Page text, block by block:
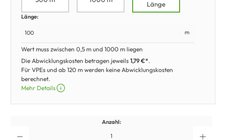
Länge
Länge:
m
Wert muss zwischen 0,5 m und 1000 m liegen
Die Abwicklungskosten betragen jeweils 1,79 €*.
Für VPEs und ab 120 m werden keine Abwicklungskosten
berechnet.
Mehr Details
Anzahl: